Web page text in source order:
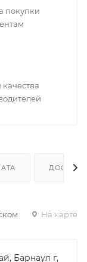
покупки
качества
На карте
Барнаул г,